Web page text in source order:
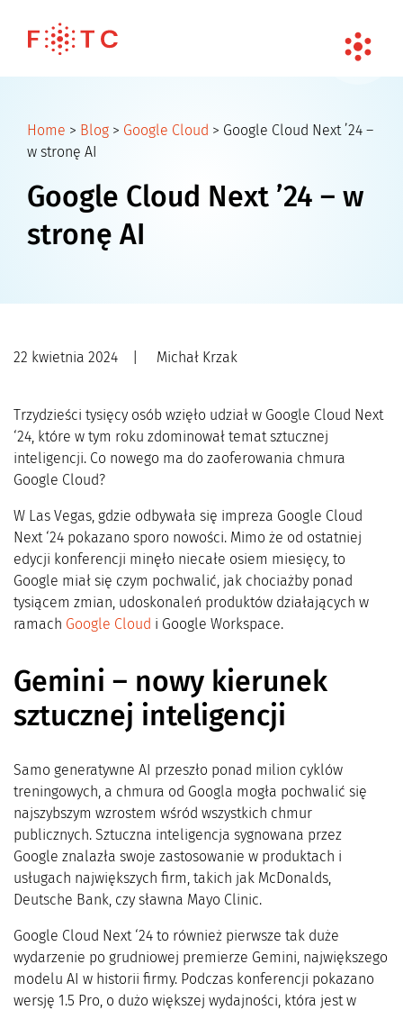
Home > Blog > Google Cloud > Google Cloud Next ’24 –
w stronę AI
Google Cloud Next ’24 – w
stronę AI
22 kwietnia 2024 Michał Krzak
Trzydzieści tysięcy osób wzięło udział w Google Cloud Next
‘24, które w tym roku zdominował temat sztucznej
inteligencji. Co nowego ma do zaoferowania chmura
Google Cloud?
W Las Vegas, gdzie odbywała się impreza Google Cloud
Next ‘24 pokazano sporo nowości. Mimo że od ostatniej
edycji konferencji minęło niecałe osiem miesięcy, to
Google miał się czym pochwalić, jak chociażby ponad
tysiącem zmian, udoskonaleń produktów działających w
ramach Google Cloud i Google Workspace.
Gemini – nowy kierunek
sztucznej inteligencji
Samo generatywne AI przeszło ponad milion cyklów
treningowych, a chmura od Googla mogła pochwalić się
najszybszym wzrostem wśród wszystkich chmur
publicznych. Sztuczna inteligencja sygnowana przez
Google znalazła swoje zastosowanie w produktach i
usługach największych firm, takich jak McDonalds,
Deutsche Bank, czy sławna Mayo Clinic.
Google Cloud Next ‘24 to również pierwsze tak duże
wydarzenie po grudniowej premierze Gemini, największego
modelu AI w historii firmy. Podczas konferencji pokazano
wersję 1.5 Pro, o dużo większej wydajności, która jest w